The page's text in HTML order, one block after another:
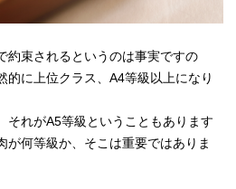
約束されるというのは事実ですの
的に上位クラス、A4等級以上になり
それがA5等級ということもあります
が何等級か、そこは重要ではありま